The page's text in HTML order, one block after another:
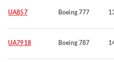
UA857 Boeing 777
UA7918 Boeing 787